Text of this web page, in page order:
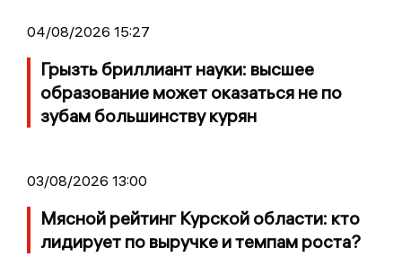
04/08/2026 15:27
Грызть бриллиант науки: высшее
образование может оказаться не по
зубам большинству курян
03/08/2026 13:00
Мясной рейтинг Курской области: кто
лидирует по выручке и темпам роста?